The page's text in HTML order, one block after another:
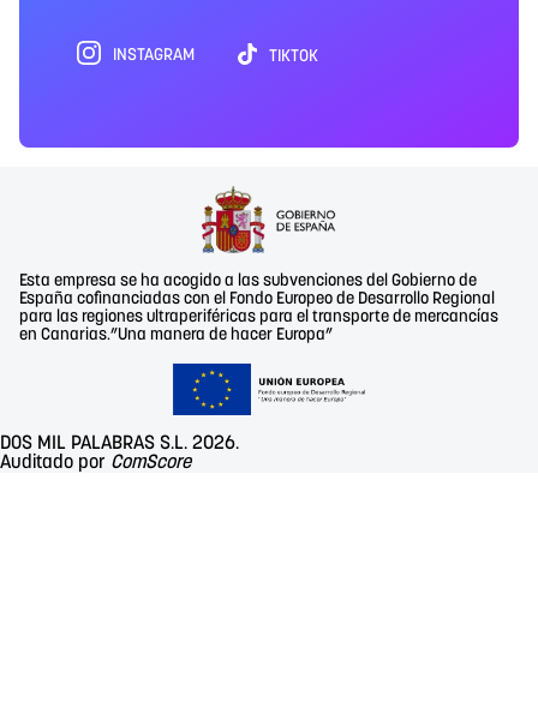
INSTAGRAM TIKTOK
Esta empresa se ha acogido a las subvenciones del Gobierno de
España cofinanciadas con el Fondo Europeo de Desarrollo Regional
para las regiones ultraperiféricas para el transporte de mercancías
en Canarias.”Una manera de hacer Europa”
DOS MIL PALABRAS S.L. 2026.
Auditado por ComScore